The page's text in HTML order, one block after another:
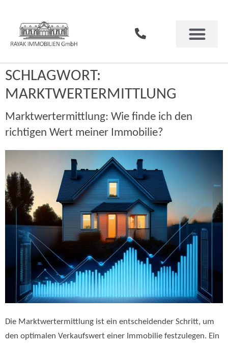
SCHLAGWORT:
MARKTWERTERMITTLUNG
Marktwertermittlung: Wie finde ich den
richtigen Wert meiner Immobilie?
Die Marktwertermittlung ist ein entscheidender Schritt, um
den optimalen Verkaufswert einer Immobilie festzulegen. Ein